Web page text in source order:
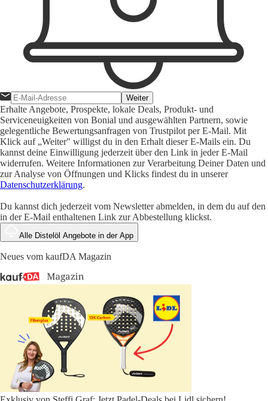
Weiter
Erhalte Angebote, Prospekte, lokale Deals, Produkt- und
Serviceneuigkeiten von Bonial und ausgewählten Partnern, sowie
gelegentliche Bewertungsanfragen von Trustpilot per E-Mail. Mit
Klick auf „Weiter" willigst du in den Erhalt dieser E-Mails ein. Du
kannst deine Einwilligung jederzeit über den Link in jeder E-Mail
widerrufen. Weitere Informationen zur Verarbeitung Deiner Daten und
zur Analyse von Öffnungen und Klicks findest du in unserer
Datenschutzerklärung.
Du kannst dich jederzeit vom Newsletter abmelden, in dem du auf den
in der E-Mail enthaltenen Link zur Abbestellung klickst.
Alle Distelöl Angebote in der App
Neues vom kaufDA Magazin